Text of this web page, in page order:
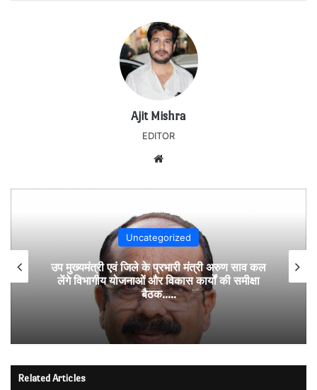
Ajit Mishra
EDITOR
Uncategorized
उप मुख्यमंत्री एवं जिले के प्रभारी मंत्री अरुण साव कल
लेंगे विभागीय योजनाओं और विकास कार्यों की समीक्षा
बैठक…..
Related Articles